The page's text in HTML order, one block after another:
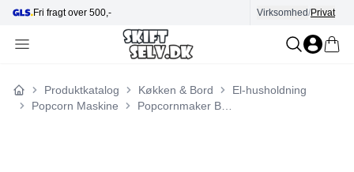
Fri fragt over 500,- Hjælp i kundecenter
Virksomhed/Privat
Forside
Produktkatalog Køkken & Bord
El-husholdning
Popcorn Maskine